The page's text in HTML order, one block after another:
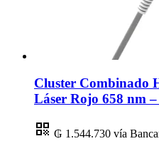
Cluster Combinado
Láser Rojo 658 nm
₲ 1.544.730 vía